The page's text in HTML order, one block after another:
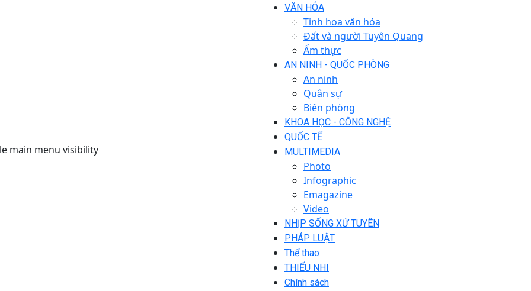
main menu visibility
VĂN HÓA
Tinh hoa văn hóa
Đất và người Tuyên Quang
Ẩm thực
AN NINH - QUỐC PHÒNG
An ninh
Quân sự
Biên phòng
KHOA HỌC - CÔNG NGHỆ
QUỐC TẾ
MULTIMEDIA
Photo
Infographic
Emagazine
Video
NHỊP SỐNG XỨ TUYÊN
PHÁP LUẬT
Thể thao
THIẾU NHI
Chính sách